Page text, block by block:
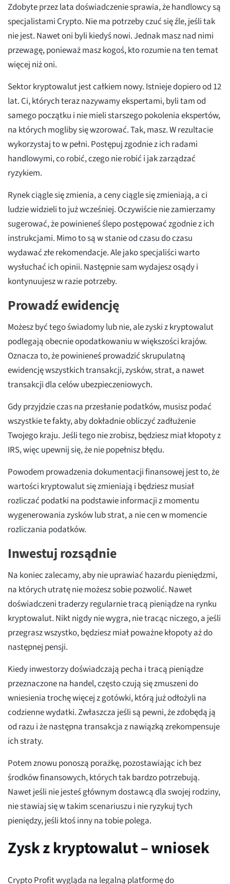
Zdobyte przez lata doświadczenie sprawia, że handlowcy są
specjalistami Crypto. Nie ma potrzeby czuć się źle, jeśli tak
nie jest. Nawet oni byli kiedyś nowi. Jednak masz nad nimi
przewagę, ponieważ masz kogoś, kto rozumie na ten temat
więcej niż oni.
Sektor kryptowalut jest całkiem nowy. Istnieje dopiero od 12
lat. Ci, których teraz nazywamy ekspertami, byli tam od
samego początku i nie mieli starszego pokolenia ekspertów,
na których mogliby się wzorować. Tak, masz. W rezultacie
wykorzystaj to w pełni. Postępuj zgodnie z ich radami
handlowymi, co robić, czego nie robić i jak zarządzać
ryzykiem.
Rynek ciągle się zmienia, a ceny ciągle się zmieniają, a ci
ludzie widzieli to już wcześniej. Oczywiście nie zamierzamy
sugerować, że powinieneś ślepo postępować zgodnie z ich
instrukcjami. Mimo to są w stanie od czasu do czasu
wydawać złe rekomendacje. Ale jako specjaliści warto
wysłuchać ich opinii. Następnie sam wydajesz osądy i
kontynuujesz w razie potrzeby.
Prowadź ewidencję
Możesz być tego świadomy lub nie, ale zyski z kryptowalut
podlegają obecnie opodatkowaniu w większości krajów.
Oznacza to, że powinieneś prowadzić skrupulatną
ewidencję wszystkich transakcji, zysków, strat, a nawet
transakcji dla celów ubezpieczeniowych.
Gdy przyjdzie czas na przesłanie podatków, musisz podać
wszystkie te fakty, aby dokładnie obliczyć zadłużenie
Twojego kraju. Jeśli tego nie zrobisz, będziesz miał kłopoty z
IRS, więc upewnij się, że nie popełnisz błędu.
Powodem prowadzenia dokumentacji finansowej jest to, że
wartości kryptowalut się zmieniają i będziesz musiał
rozliczać podatki na podstawie informacji z momentu
wygenerowania zysków lub strat, a nie cen w momencie
rozliczania podatków.
Inwestuj rozsądnie
Na koniec zalecamy, aby nie uprawiać hazardu pieniędzmi,
na których utratę nie możesz sobie pozwolić. Nawet
doświadczeni traderzy regularnie tracą pieniądze na rynku
kryptowalut. Nikt nigdy nie wygra, nie tracąc niczego, a jeśli
przegrasz wszystko, będziesz miał poważne kłopoty aż do
następnej pensji.
Kiedy inwestorzy doświadczają pecha i tracą pieniądze
przeznaczone na handel, często czują się zmuszeni do
wniesienia trochę więcej z gotówki, którą już odłożyli na
codzienne wydatki. Zwłaszcza jeśli są pewni, że zdobędą ją
od razu i że następna transakcja z nawiązką zrekompensuje
ich straty.
Potem znowu ponoszą porażkę, pozostawiając ich bez
środków finansowych, których tak bardzo potrzebują.
Nawet jeśli nie jesteś głównym dostawcą dla swojej rodziny,
nie stawiaj się w takim scenariuszu i nie ryzykuj tych
pieniędzy, jeśli ktoś inny na tobie polega.
Zysk z kryptowalut – wniosek
Crypto Profit wygląda na legalną platformę do